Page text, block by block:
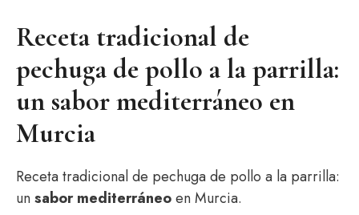
Receta tradicional de
pechuga de pollo a la parrilla:
un sabor mediterráneo en
Murcia
Receta tradicional de pechuga de pollo a la parrilla:
unsabor mediterráneoen Murcia.